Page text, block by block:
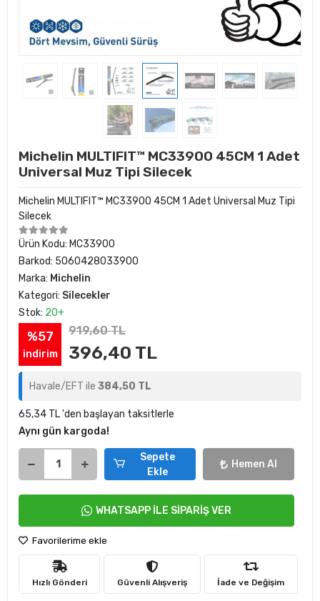
Michelin MULTIFIT™ MC33900 45CM 1 Adet
Universal Muz Tipi Silecek
Michelin MULTIFIT™ MC33900 45CM 1 Adet Universal Muz Tipi
Silecek
Ürün Kodu: MC33900
Barkod: 5060428033900
Marka: Michelin
Kategori: Silecekler
Stok: 20+
%57
indirim
919,60 TL
396,40 TL
Havale/EFT ile 384,50 TL
65,34 TL 'den başlayan taksitlerle
Aynı gün kargoda!
Sepete
Ekle
Hemen Al
WHATSAPP İLE SİPARİŞ VER
Favorilerime ekle
Hızlı Gönderi Güvenli Alışveriş İade ve Değişim